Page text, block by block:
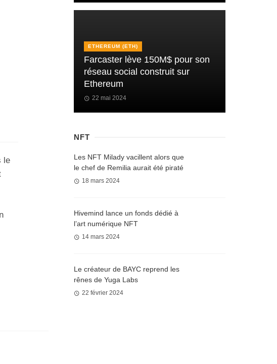
le
ETHEREUM (ETH)
Farcaster lève 150M$ pour son
réseau social construit sur
Ethereum
22 mai 2024
NFT
Les NFT Milady vacillent alors que
le chef de Remilia aurait été piraté
18 mars 2024
Hivemind lance un fonds dédié à
l’art numérique NFT
14 mars 2024
Le créateur de BAYC reprend les
rênes de Yuga Labs
22 février 2024